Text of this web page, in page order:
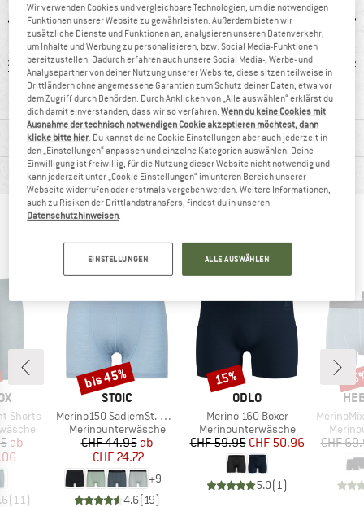
100%
Weiterempfehlung
Kunden sagen:
atmungsaktiv
MATERIALINFOS & FEATURES
PRODUKTBESCHREIBUNG
ANDERE BERGFREUNDE SCHAUTEN SICH AUCH
AN
Shorts
Preis
ab
( 11)
MARKE
STOIC
Artikel
Merino150 SadjemSt. Boxer
Produktgruppe
Merinounterwäsche
Preis
CHF 44.95reduzierter Preis
ab
CHF 24.72
+9
4.6( 19)
Rabatt
bis 45%
MARKE
ODLO
Artikel
Merino 160 Boxer
Produktgruppe
Merinounterwäsche
Preis
CHF 59.95reduzierter Preis
CHF 50.96
5.0( 1)
Rabatt
15%
Artikel
MerinoMix165
CHF
Wir verwenden Cookies und vergleichbare Technologien, um die notwendigen
Funktionen unserer Website zu gewährleisten. Außerdem bieten wir
zusätzliche Dienste und Funktionen an, analysieren unseren Datenverkehr,
um Inhalte und Werbung zu personalisieren, bzw. Social Media-Funktionen
bereitzustellen. Dadurch erfahren auch unsere Social Media-, Werbe- und
Analysepartner von deiner Nutzung unserer Website; diese sitzen teilweise in
Drittländern ohne angemessene Garantien zum Schutz deiner Daten, etwa vor
dem Zugriff durch Behörden. Durch Anklicken von „Alle auswählen“ erklärst du
dich damit einverstanden, dass wir so verfahren.Wenn du keine Cookies mit
Ausnahme der technisch notwendigen Cookie akzeptieren möchtest, dann
klicke bitte hier . Du kannst deine Cookie Einstellungen aber auch jederzeit in
den „Einstellungen“ anpassen und einzelne Kategorien auswählen. Deine
Einwilligung ist freiwillig, für die Nutzung dieser Website nicht notwendig und
kann jederzeit unter „Cookie Einstellungen“ im unteren Bereich unserer
Webseite widerrufen oder erstmals vergeben werden. Weitere Informationen,
auch zu Risiken der Drittlandstransfers, findest du in unseren
Datenschutzhinweisen
EINSTELLUNGEN ALLE AUSWÄHLEN